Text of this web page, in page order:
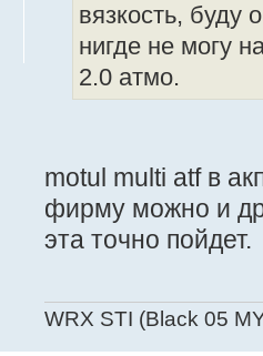
вязкость,
нигде не могу
2.0 атмо.
motul multi atf в
фирму можно и
эта точно пойдет.
WRX STI (Black 05